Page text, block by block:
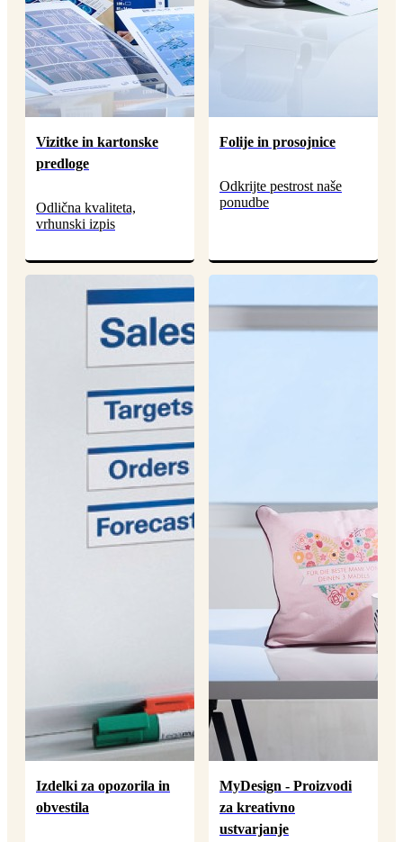
Vizitke in kartonske
predloge
Odlična kvaliteta,
vrhunski izpis
Folije in prosojnice
Odkrijte pestrost naše
ponudbe
Izdelki za opozorila in
obvestila
MyDesign - Proizvodi
za kreativno
ustvarjanje